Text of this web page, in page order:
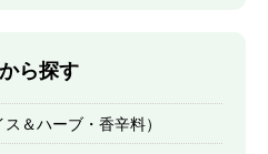
ら探す
＆ハーブ・香辛料）